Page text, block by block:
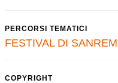
PERCORSI TEMATICI
FESTIVAL DI
COPYRIGHT